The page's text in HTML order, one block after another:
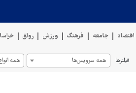
اقتصاد جامعه فرهنگ ورزش رواق
فیلترها همه سرویس‌ها همه